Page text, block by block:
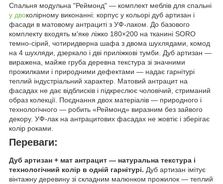
Спальня модульна "Реймонд" — комплект меблів для спальні
у двоколірному виконанні: корпус у кольорі дуб артизан і
фасади в матовому антрациті з УФ-лаком. До базового
комплекту входять м'яке ліжко 180×200 на тканині SORO
темно-сірий, чотиридверна шафа з двома шухлядами, комод
на 4 шухляди, дзеркало і дві приліжкові тумби. Дуб артизан —
виражена, майже груба деревна текстура зі значними
прожилками і природними дефектами — надає гарнітурі
теплий індустріальний характер. Матовий антрацит на
фасадах не дає відблисків і підкреслює чоловічий, стриманий
образ колекції. Поєднання двох матеріалів — природного і
технологічного — робить «Реймонд» виразним без зайвого
декору. УФ-лак на антрацитових фасадах не жовтіє і зберігає
колір роками.
Переваги:
Дуб артизан + мат антрацит — натуральна текстура і
технологічний колір в одній гарнітурі. Дуб артизан імітує
вінтажну деревину зі складним малюнком прожилок — теплий